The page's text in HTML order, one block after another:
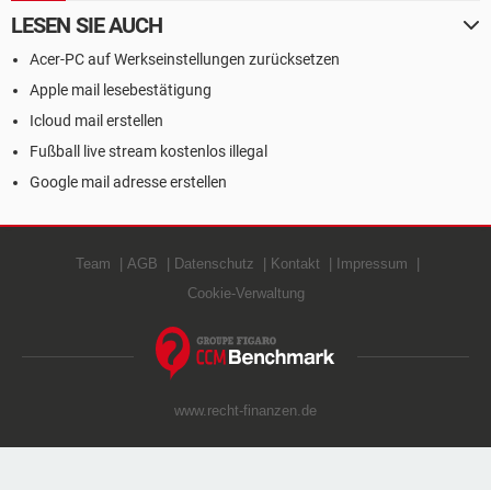
LESEN SIE AUCH
Acer-PC auf Werkseinstellungen zurücksetzen
Apple mail lesebestätigung
Icloud mail erstellen
Fußball live stream kostenlos illegal
Google mail adresse erstellen
Team AGB Datenschutz Kontakt
Impressum
Cookie-Verwaltung
www.recht-finanzen.de